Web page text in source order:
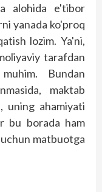
alohida e'tibor
yanada ko'proq
lozim. Ya'ni,
tarafdan
Bundan
maktab
uning ahamiyati
bu borada ham
matbuotga